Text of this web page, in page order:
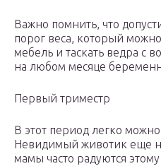
Важно помнить, что
порог веса, который
мебель и таскать ведра с
на любом месяце
Первый триместр
В этот период легко
Невидимый животик еще
мамы часто радуются